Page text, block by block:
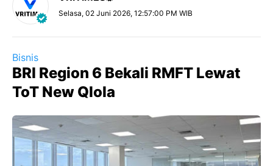
Selasa, 02 Juni 2026, 12:57:00 PM WIB
Bisnis
BRI Region 6 Bekali RMFT Lewat
ToT New Qlola